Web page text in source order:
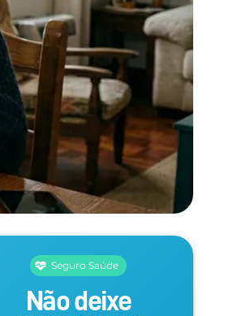
Seguro Saúde
Não deixe